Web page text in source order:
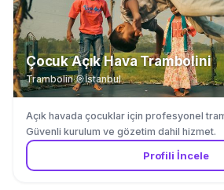
Çocuk Açık Hava Trambolini
Trambolin· İstanbul
Açık havada çocuklar için profesyonel
Güvenli kurulum ve gözetim dahil hizmet.
Profili İncele